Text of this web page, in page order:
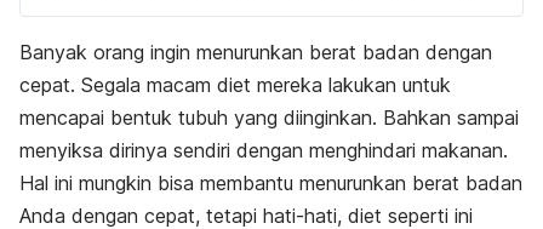
Banyak orang ingin menurunkan berat badan dengan
cepat. Segala macam diet mereka lakukan untuk
mencapai bentuk tubuh yang diinginkan. Bahkan sampai
menyiksa dirinya sendiri dengan menghindari makanan.
Hal ini mungkin bisa membantu menurunkan berat badan
Anda dengan cepat, tetapi hati-hati, diet seperti ini